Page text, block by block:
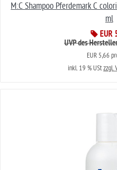
M:C Shampoo Pferdemark C
ml
EUR
UVP des
EUR 5,66
inkl. 19 % UStzzgl.